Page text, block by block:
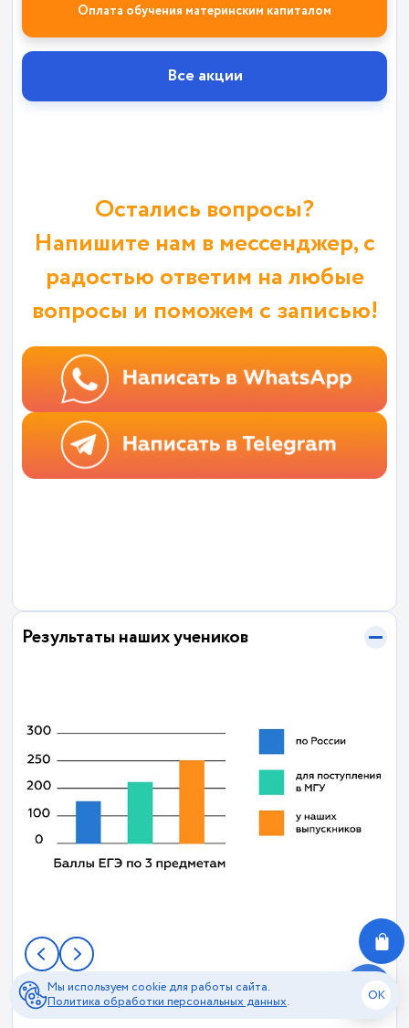
Оплата обучения материнским капиталом
Все акции
Остались вопросы?
Напишите нам в мессенджер, с
радостью ответим на любые
вопросы и поможем с записью!
Результаты наших учеников
О нас
Мы используем cookie для работы сайта.
Политика обработки персональных данных. OK